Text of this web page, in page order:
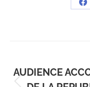
article
AUDIENCE